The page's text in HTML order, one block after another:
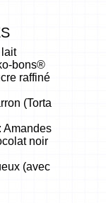
bons®
raffiné
(Torta
Amandes
noir
(avec